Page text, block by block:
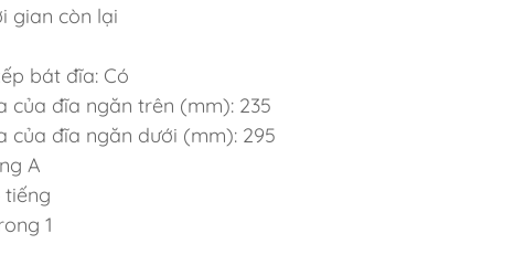
gian còn lại
bát đĩa: Có
của đĩa ngăn trên (mm): 235
của đĩa ngăn dưới (mm): 295
A
tiếng
1